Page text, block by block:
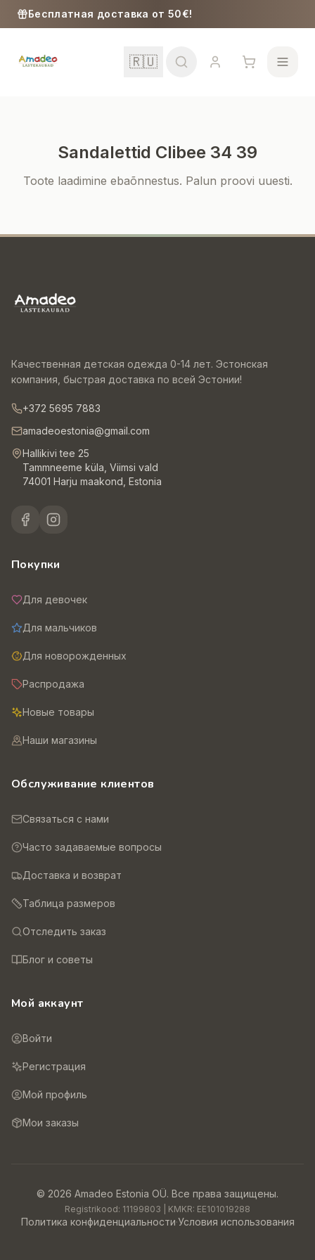
Skip to content
Бесплатная доставка от 50€!
🇷🇺
Малыши
Sandalettid Clibee 34 39
Toote laadimine ebaõnnestus. Palun proovi uuesti.
Качественная детская одежда 0-14 лет. Эстонская
компания, быстрая доставка по всей Эстонии!
+372 5695 7883
amadeoestonia@gmail.com
Hallikivi tee 25
Tammneeme küla, Viimsi vald
74001 Harju maakond, Estonia
Покупки
Для девочек
Для мальчиков
Для новорожденных
Распродажа
Новые товары
Наши магазины
Обслуживание клиентов
Связаться с нами
Часто задаваемые вопросы
Доставка и возврат
Таблица размеров
Отследить заказ
Блог и советы
Мой аккаунт
Войти
Регистрация
Мой профиль
Мои заказы
© 2026 Amadeo Estonia OÜ. Все права защищены.
Registrikood: 11199803 | KMKR: EE101019288
Политика конфиденциальности·Условия использования